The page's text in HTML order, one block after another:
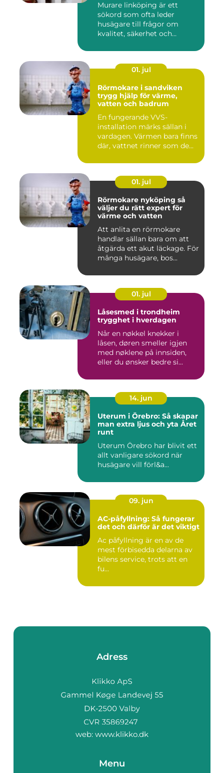
Murare linköping är ett
sökord som ofta leder
husägare till frågor om
kvalitet, säkerhet och
01. jul
Rörmokare i sandviken
trygg hjälp för värme,
vatten och badrum
En fungerande VVS-
installation märks sällan i
vardagen. Värmen bara finns
där, vattnet rinner som de...
01. jul
Rörmokare nyköping så
väljer du rätt expert för
värme och vatten
Att anlita en rörmokare
handlar sällan bara om att
åtgärda ett akut läckage. För
många husägare, bos...
01. jul
Låsesmed i trondheim
trygghet i hverdagen
Når en nøkkel knekker i
låsen, døren smeller igjen
med nøklene på innsiden,
eller du ønsker bedre si...
14. jun
Uterum i Örebro: Så skapar
man extra ljus och yta Året
runt
Uterum Örebro har blivit ett
allt vanligare sökord när
husägare vill förl&a...
09. jun
AC-påfyllning: Så fungerar
det och därför är det viktigt
Ac påfyllning är en av de
mest förbisedda delarna av
bilens service, trots att en
fu...
Adress
web: www.klikko.dk
Menu